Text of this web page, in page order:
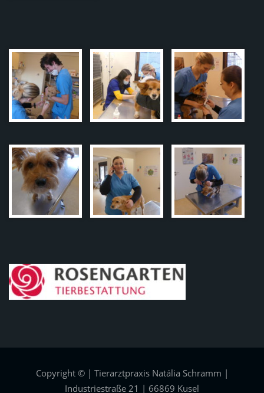
Copyright © | Tierarztpraxis Natália Schramm |
Industriestraße 21 | 66869 Kusel